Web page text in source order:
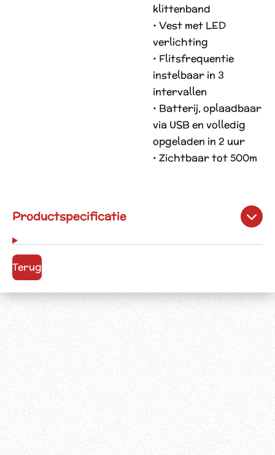
klittenband
• Vest met LED
verlichting
• Flitsfrequentie
instelbaar in 3
intervallen
• Batterij, oplaadbaar
via USB en volledig
opgeladen in 2 uur
• Zichtbaar tot 500m
Productspecificatie
Terug